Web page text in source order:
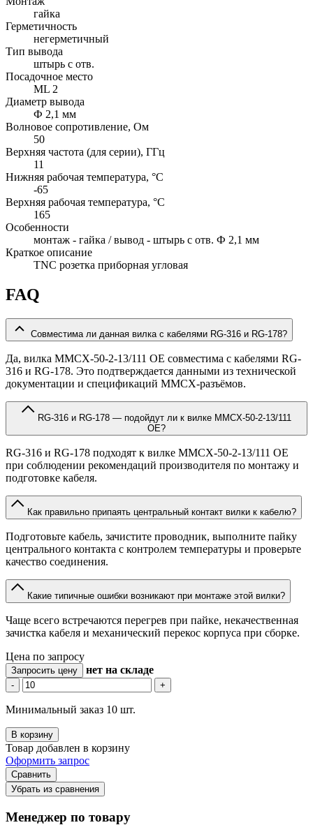
гайка
Герметичность
негерметичный
Тип вывода
штырь с отв.
Посадочное место
ML 2
Диаметр вывода
Ф 2,1 мм
Волновое сопротивление, Ом
50
Верхняя частота (для серии), ГГц
11
Нижняя рабочая температура, °C
-65
Верхняя рабочая температура, °C
165
Особенности
монтаж - гайка / вывод - штырь с отв. Ф 2,1 мм
Краткое описание
TNC розетка приборная угловая
FAQ
Совместима ли данная вилка с кабелями RG-316 и RG-178?
Да, вилка MMCX-50-2-13/111 OE совместима с кабелями RG-
316 и RG-178. Это подтверждается данными из технической
документации и спецификаций MMCX-разъёмов.
OE?
RG-316 и RG-178 подходят к вилке MMCX-50-2-13/111 OE
при соблюдении рекомендаций производителя по монтажу и
подготовке кабеля.
Как правильно припаять центральный контакт вилки к кабелю?
Подготовьте кабель, зачистите проводник, выполните пайку
центрального контакта с контролем температуры и проверьте
качество соединения.
Какие типичные ошибки возникают при монтаже этой вилки?
Чаще всего встречаются перегрев при пайке, некачественная
зачистка кабеля и механический перекос корпуса при сборке.
Цена по запросу
Запросить цену нет на складе
- +
Минимальный заказ 10 шт.
В корзину
Товар добавлен в корзину
Оформить запрос
Сравнить
Убрать из сравнения
Менеджер по товару